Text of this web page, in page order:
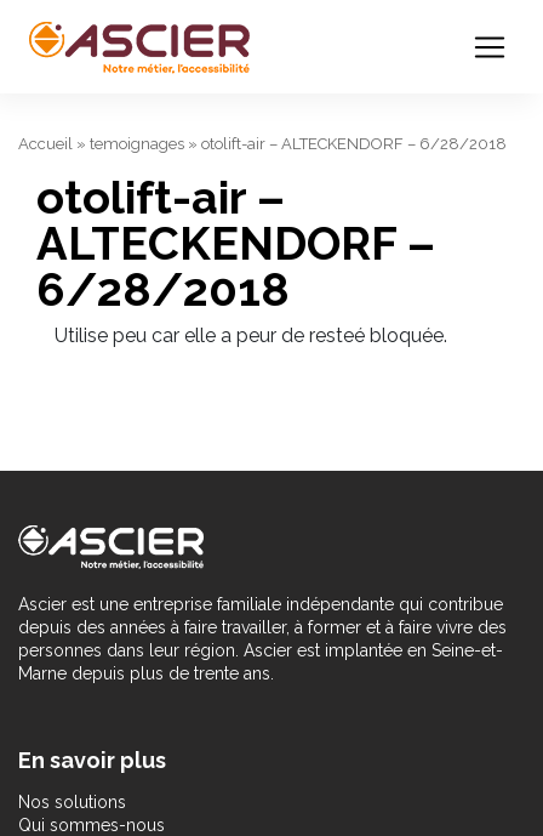
Accueil » temoignages » otolift-air – ALTECKENDORF – 6/28/2018
otolift-air –
ALTECKENDORF –
6/28/2018
Utilise peu car elle a peur de resteé bloquée.
Ascier est une entreprise familiale indépendante qui contribue
depuis des années à faire travailler, à former et à faire vivre des
personnes dans leur région. Ascier est implantée en Seine-et-
Marne depuis plus de trente ans.
En savoir plus
Nos solutions
Qui sommes-nous